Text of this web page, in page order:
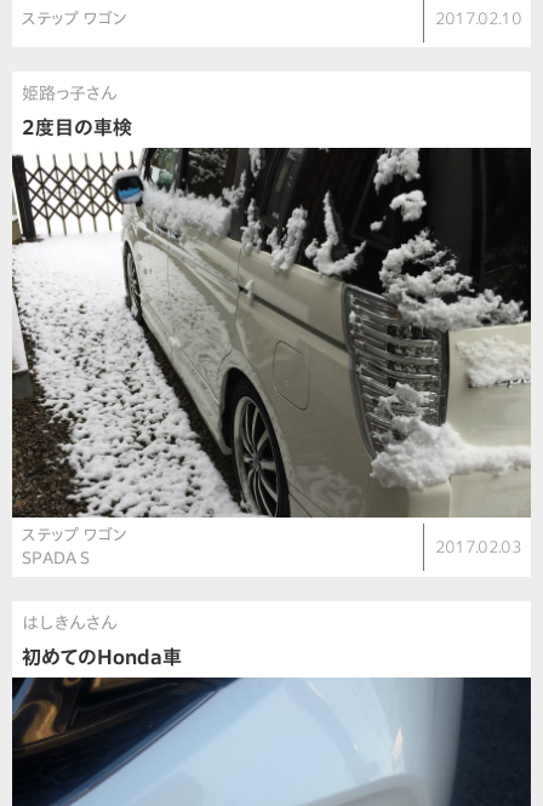
ステップ ワゴン 2017.02.10
姫路っ子さん
2度目の車検
ステップ ワゴン
SPADA S
2017.02.03
はしきんさん
初めてのHonda車